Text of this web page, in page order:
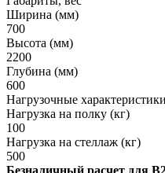
Ширина (мм)
700
Высота (мм)
2200
Глубина (мм)
600
Нагрузочные характеристики
Нагрузка на полку (кг)
100
Нагрузка на стеллаж (кг)
500